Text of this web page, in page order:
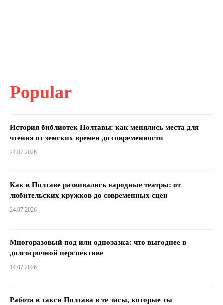
Popular
История библиотек Полтавы: как менялись места для
чтения от земских времен до современности
24.07.2026
Как в Полтаве развивались народные театры: от
любительских кружков до современных сцен
24.07.2026
Многоразовый под или одноразка: что выгоднее в
долгосрочной перспективе
14.07.2026
Работа в такси Полтава в те часы, которые ты